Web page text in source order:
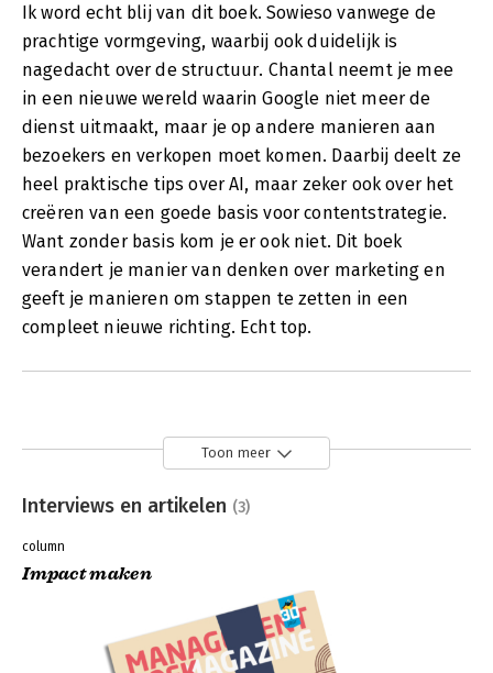
Ik word echt blij van dit boek. Sowieso vanwege de
prachtige vormgeving, waarbij ook duidelijk is
nagedacht over de structuur. Chantal neemt je mee
in een nieuwe wereld waarin Google niet meer de
dienst uitmaakt, maar je op andere manieren aan
bezoekers en verkopen moet komen. Daarbij deelt ze
heel praktische tips over AI, maar zeker ook over het
creëren van een goede basis voor contentstrategie.
Want zonder basis kom je er ook niet. Dit boek
verandert je manier van denken over marketing en
geeft je manieren om stappen te zetten in een
compleet nieuwe richting. Echt top.
Toon meer
Interviews en artikelen (3)
column
Impact maken